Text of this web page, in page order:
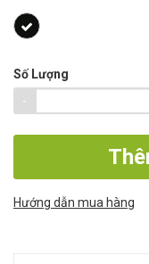
Số Lượng
-
Hướng dẫn mua hàng